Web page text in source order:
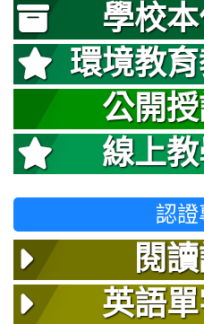
學校
環境教
公開
線上
認證
閱
英語